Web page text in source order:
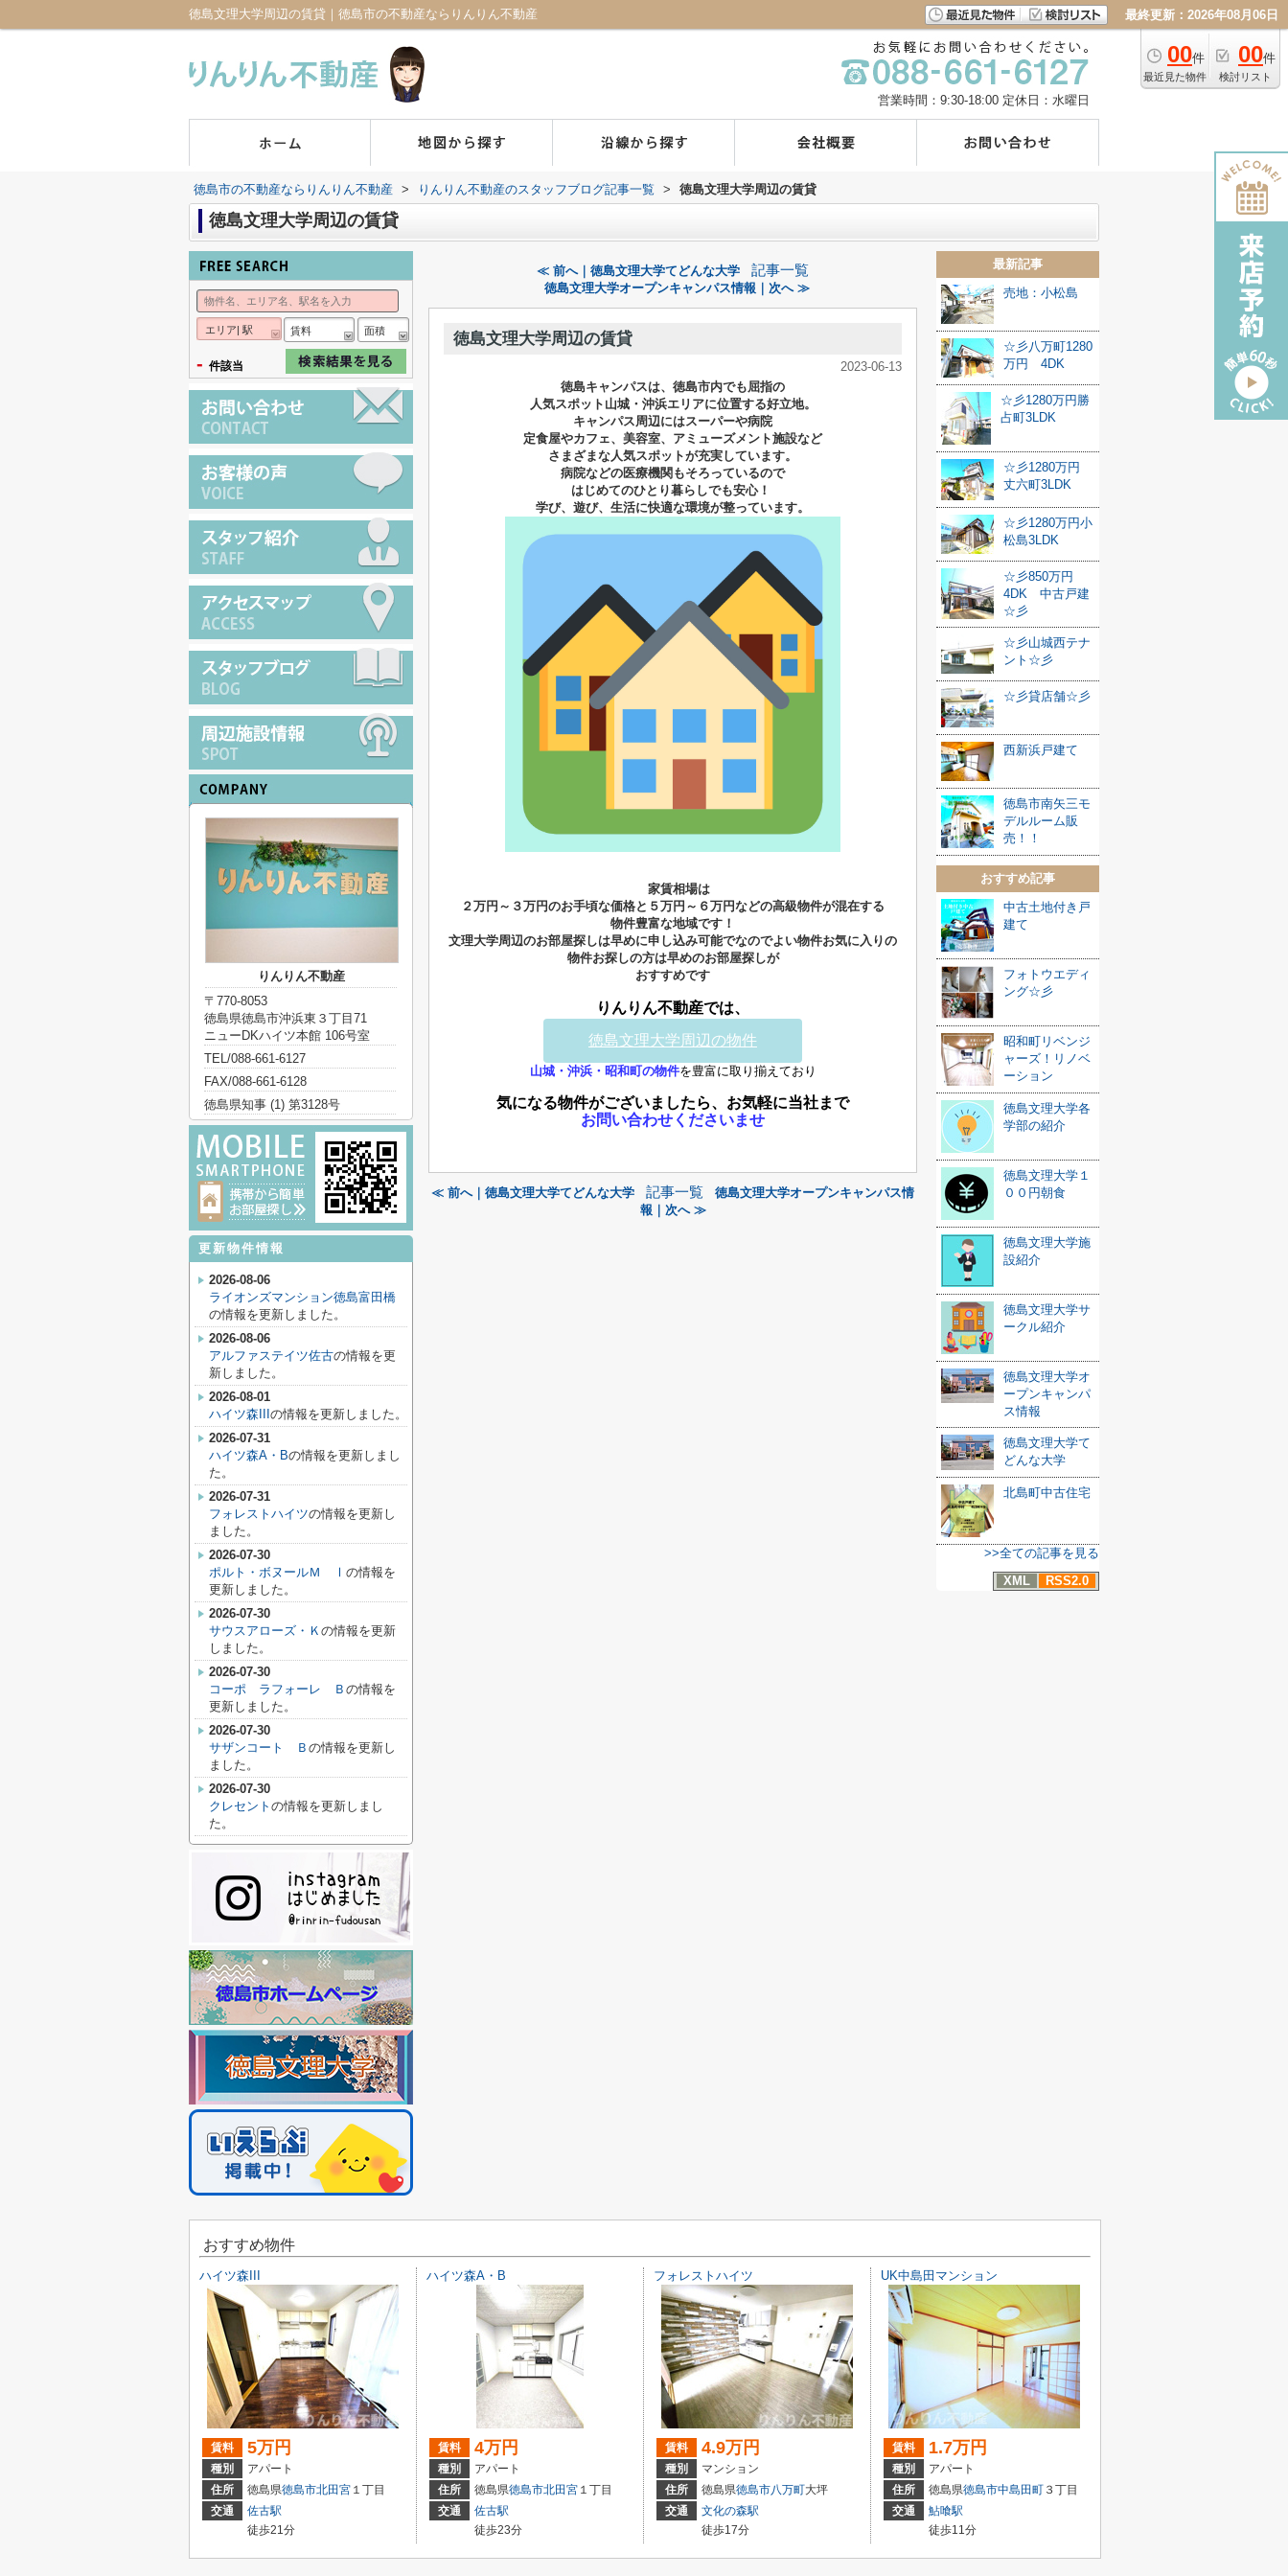
徳島文理大学周辺の賃貸｜徳島市の不動産ならりんりん不動産 最終更新：2026年08月06日
00件
最近見た物件
00件
検討リスト
営業時間：9:30-18:00 定休日：水曜日
徳島市の不動産ならりんりん不動産 > りんりん不動産のスタッフブログ記事一覧 > 徳島文理大学周辺の賃貸
徳島文理大学周辺の賃貸
≪ 前へ｜徳島文理大学てどんな大学 記事一覧
徳島文理大学オープンキャンパス情報｜次へ ≫
徳島文理大学周辺の賃貸
2023-06-13
徳島キャンパスは、徳島市内でも屈指の
人気スポット山城・沖浜エリアに位置する好立地。
キャンパス周辺にはスーパーや病院
定食屋やカフェ、美容室、アミューズメント施設など
さまざまな人気スポットが充実しています。
病院などの医療機関もそろっているので
はじめてのひとり暮らしでも安心！
学び、遊び、生活に快適な環境が整っています。
家賃相場は
２万円～３万円のお手頃な価格と５万円～６万円などの高級物件が混在する
物件豊富な地域です！
文理大学周辺のお部屋探しは早めに申し込み可能でなのでよい物件お気に入りの
物件お探しの方は早めのお部屋探しが
おすすめです
りんりん不動産では、
徳島文理大学周辺の物件
山城・沖浜・昭和町の物件を豊富に取り揃えており
気になる物件がございましたら、お気軽に当社まで
お問い合わせくださいませ
≪ 前へ｜徳島文理大学てどんな大学 記事一覧
徳島文理大学オープンキャンパス情
報｜次へ ≫
最新記事
売地：小松島
☆彡八万町1280
万円 4DK
☆彡1280万円勝
占町3LDK
☆彡1280万円
丈六町3LDK
☆彡1280万円小
松島3LDK
☆彡850万円
4DK 中古戸建
☆彡
☆彡山城西テナ
ント☆彡
☆彡貸店舗☆彡
西新浜戸建て
徳島市南矢三モ
デルルーム販
売！！
おすすめ記事
中古土地付き戸
建て
フォトウエディ
ング☆彡
昭和町リベンジ
ャーズ！リノベ
ーション
徳島文理大学各
学部の紹介
徳島文理大学１
００円朝食
徳島文理大学施
設紹介
徳島文理大学サ
ークル紹介
徳島文理大学オ
ープンキャンパ
ス情報
徳島文理大学て
どんな大学
北島町中古住宅
>>全ての記事を見る
XML
RSS2.0
エリア| 駅 賃料 面積
- 件該当
りんりん不動産
〒770-8053
徳島県徳島市沖浜東３丁目71
ニューDKハイツ本館 106号室
TEL/088-661-6127
FAX/088-661-6128
徳島県知事 (1) 第3128号
更新物件情報
2026-08-06
ライオンズマンション徳島富田橋
の情報を更新しました。
2026-08-06
アルファステイツ佐古の情報を更
新しました。
2026-08-01
ハイツ森III の情報を更新しました。
2026-07-31
ハイツ森A・Bの情報を更新しまし
た。
2026-07-31
フォレストハイツの情報を更新し
ました。
2026-07-30
ポルト・ボヌールＭ Ⅰ の情報を
更新しました。
2026-07-30
サウスアローズ・Ｋ の情報を更新
しました。
2026-07-30
コーポ ラフォーレ Ｂ の情報を
更新しました。
2026-07-30
サザンコート Ｂ の情報を更新し
ました。
2026-07-30
クレセント の情報を更新しまし
た。
おすすめ物件
ハイツ森III
賃料 5万円
種別
アパート
住所
徳島県徳島市北田宮 １丁目
交通
佐古駅
徒歩21分
ハイツ森A・B
賃料 4万円
種別
アパート
住所
徳島県徳島市北田宮 １丁目
交通
佐古駅
徒歩23分
フォレストハイツ
賃料 4.9万円
種別
マンション
住所
徳島県徳島市八万町大坪
交通
文化の森駅
徒歩17分
UK中島田マンション
賃料 1.7万円
種別
アパート
住所
徳島県徳島市中島田町 ３丁目
交通
鮎喰駅
徒歩11分